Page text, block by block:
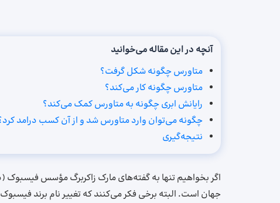
آنچه در این مقاله می‌خوانید
متاورس چگونه شکل گرفت؟
متاورس چگونه کار می‌کند؟
رایانش ابری چگونه به متاورس کمک می‌کند؟
چگونه می‌توان وارد متاورس شد و از آن کسب درامد
نتیجه‌گیری
اگر بخواهیم تنها به گفته‌های مارک زاکربرگ مؤسس فیسبوک
جهان است. البته برخی فکر می‌کنند که تغییر نام برند